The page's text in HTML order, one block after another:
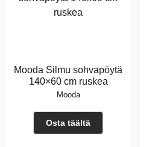
Mooda Silmu sohvapöytä
140×60 cm ruskea
Mooda
Osta täältä